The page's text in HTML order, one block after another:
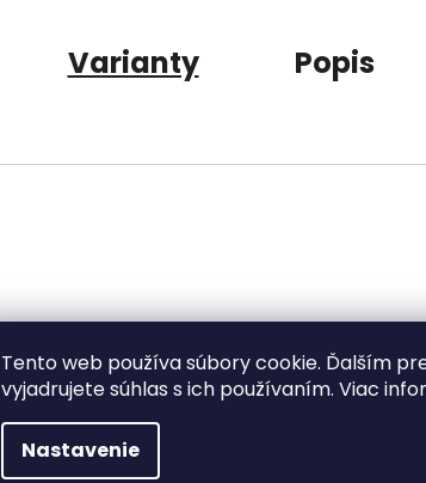
Tento web používa súbory cookie. Ďalším
vyjadrujete súhlas s ich používaním. Viac
Nastavenie
Varianty Popis